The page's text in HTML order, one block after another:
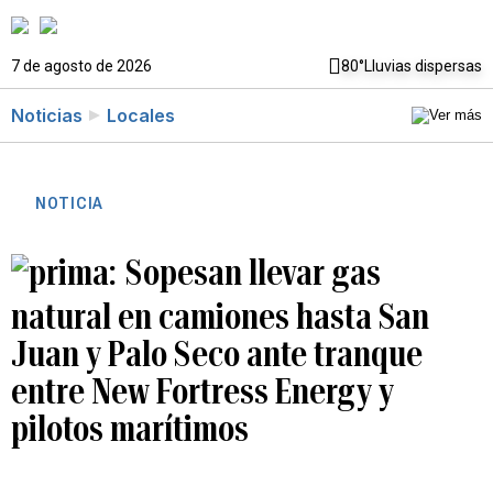
7 de agosto de 2026 80°Lluvias dispersas
Noticias Locales
NOTICIA
Sopesan llevar gas
natural en camiones hasta San
Juan y Palo Seco ante tranque
entre New Fortress Energy y
pilotos marítimos